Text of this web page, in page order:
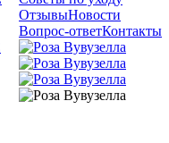
ОтзывыНовости
Вопрос-ответКонтакты